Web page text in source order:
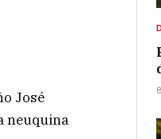
José
neuquina